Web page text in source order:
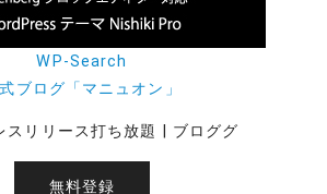
WP-Search
ブログ「マニュオン」
スリリース打ち放題 | ブロググ
無料登録